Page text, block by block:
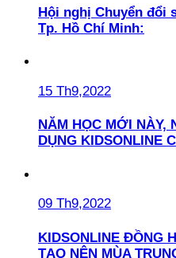
Hội nghị Chuyển đổi
Tp. Hồ Chí Minh:
15 Th9,2022
NĂM HỌC MỚI
DỤNG KIDSONLINE
09 Th9,2022
KIDSONLINE ĐỒNG
TẠO NÊN MÙA